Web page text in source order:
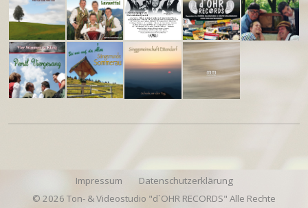
Impressum
Datenschutzerklärung
© 2026 Ton- & Videostudio "d`OHR RECORDS" Alle Rechte